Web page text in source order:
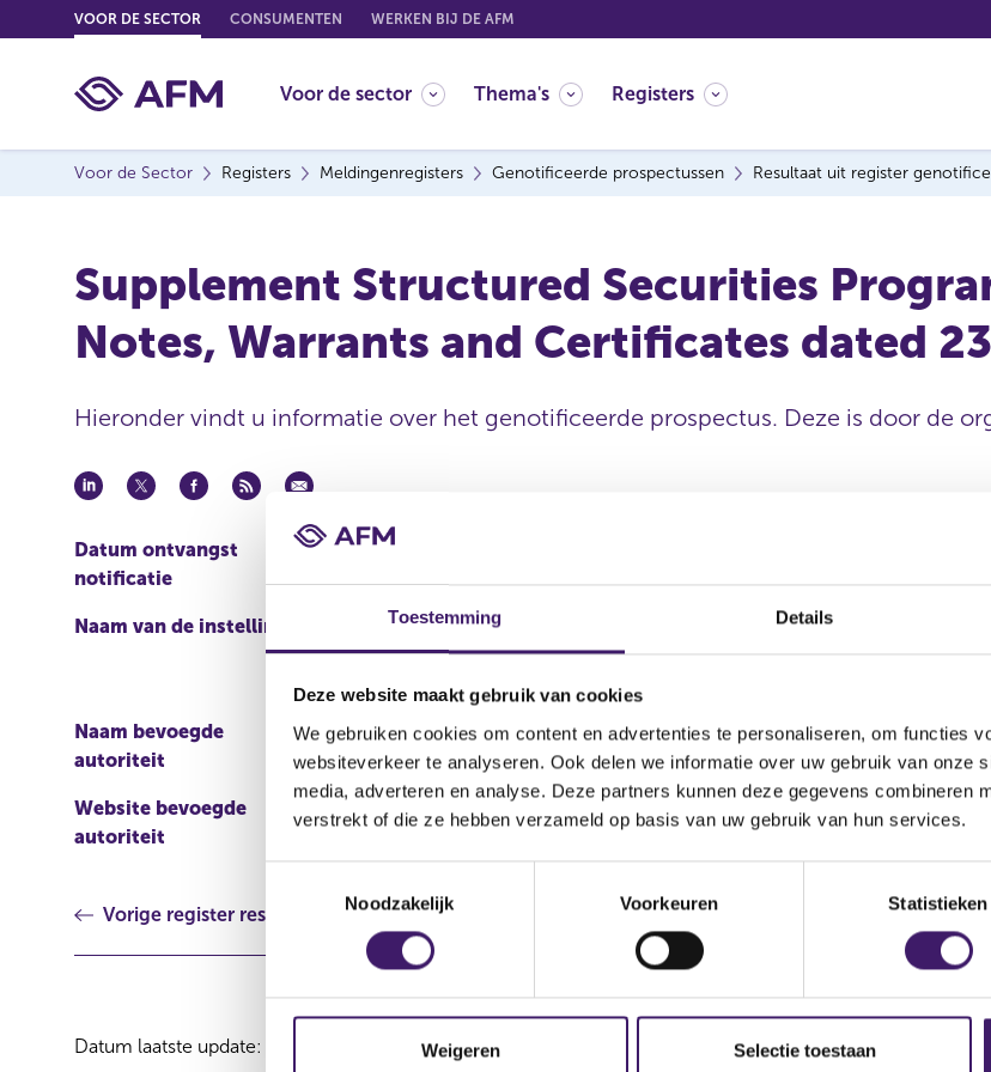
Toestemming Details
Deze website maakt gebruik van cookies
We gebruiken cookies om content en advertenties te personaliseren, om functies
websiteverkeer te analyseren. Ook delen we informatie over uw gebruik van onze
media, adverteren en analyse. Deze partners kunnen deze gegevens combineren
verstrekt of die ze hebben verzameld op basis van uw gebruik van hun services.
s
Noodzakelijk Voorkeuren Statistieken
Weigeren Selectie toestaan
o
o
VOOR DE SECTOR CONSUMENTEN WERKEN BIJ DE AFM
Voor de sector Thema's Registers
Voor de Sector Registers Meldingenregisters Genotificeerde prospectussen Resultaat uit register
Supplement Structured Securities
Notes, Warrants and Certificates dated
Hieronder vindt u informatie over het genotificeerde prospectus. Deze is door de
Datum ontvangst
notificatie
23 okt 2020
document
Naam van de instelling
J.P. Morgan Structured Products B.V. / JPMorgan
Chase Bank, N.A. / JPMorgan Chase & Co.
Omschrijving van
transactie
Naam bevoegde
autoriteit
Commission de Surveillance du Secteur Financier Land bevoegde
Website bevoegde
autoriteit
http://www.bourse.lu/Accueil.jsp
Vorige register resultaat
Datum laatste update: 08 augustus 2026